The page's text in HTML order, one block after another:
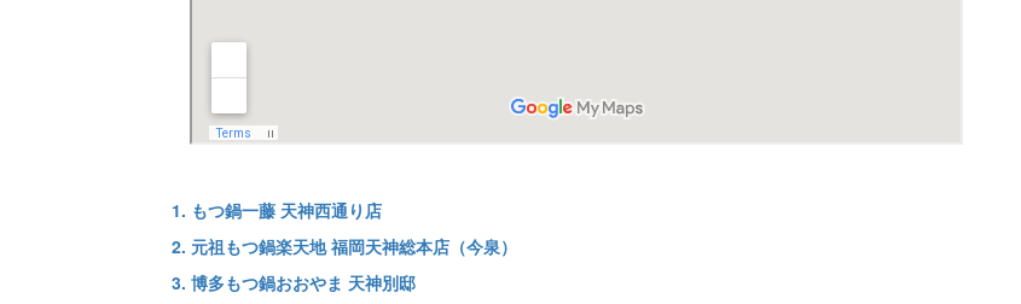
1. もつ鍋一藤 天神西通り店
2. 元祖もつ鍋楽天地 福岡天神総本店（今泉）
3. 博多もつ鍋おおやま 天神別邸